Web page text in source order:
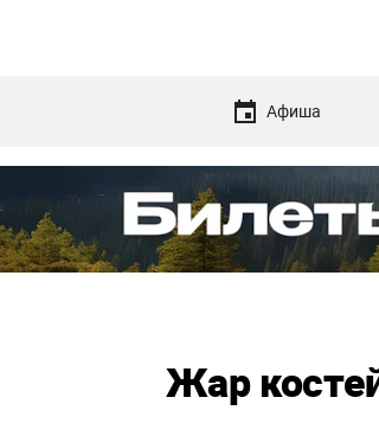
Афиша
Жар